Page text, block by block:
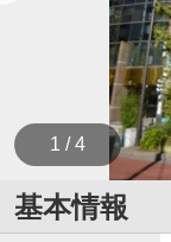
1 / 4
基本情報